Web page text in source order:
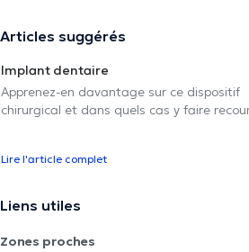
Articles suggérés
Implant dentaire
Apprenez-en davantage sur ce dispositif
chirurgical et dans quels cas y faire
Lire l'article complet
Liens utiles
Zones proches